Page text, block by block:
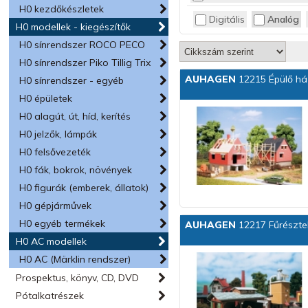
H0 kezdőkészletek
H0 modellek - kiegészítők
H0 sínrendszer ROCO PECO
H0 sínrendszer Piko Tillig Trix
H0 sínrendszer - egyéb
H0 épületek
H0 alagút, út, híd, kerítés
H0 jelzők, lámpák
H0 felsővezeték
H0 fák, bokrok, növények
H0 figurák (emberek, állatok)
H0 gépjárművek
H0 egyéb termékek
H0 AC modellek
H0 AC (Märklin rendszer)
Prospektus, könyv, CD, DVD
Pótalkatrészek
HERPA
HOBBYTRAIN
Kuehn-Modell
MERTEN
PIKO
PREISER
ROCO
Sommerfeldt
TILLIG
VIESSMANN
VULCAN
Digitális Analóg
AUHAGEN 12215 Épülő
AUHAGEN 12217